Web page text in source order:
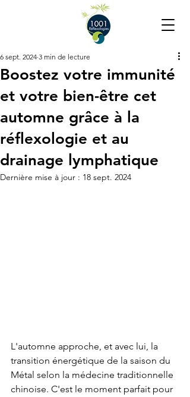
Boostez votre immunité
et votre bien-être cet
automne grâce à la
réflexologie et au
drainage lymphatique
6 sept. 2024 3 min de lecture
Dernière mise à jour : 18 sept. 2024
L'automne approche, et avec lui, la
transition énergétique de la saison du
Métal selon la médecine traditionnelle
chinoise. C'est le moment parfait pour